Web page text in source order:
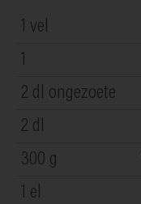
1 vel
1
2 dl ongezoete
2 dl
300 g
1 el